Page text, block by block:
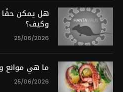
هل يمكن حقًا
وكيف؟
25/06/2026
ما هي موانع
25/06/2026